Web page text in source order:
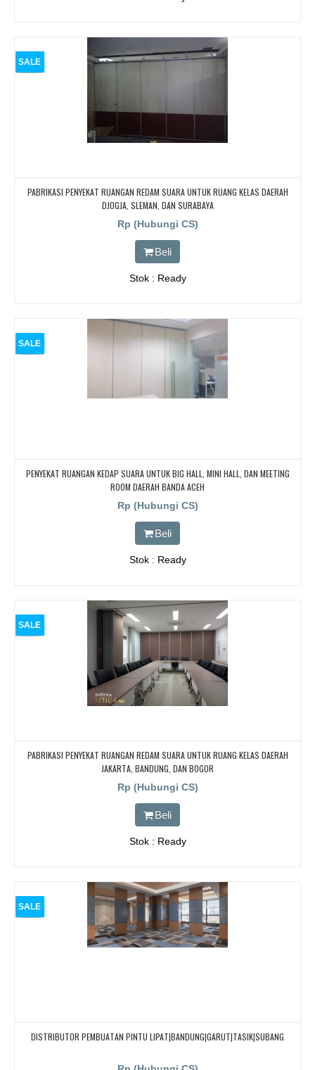
SALE
PABRIKASI PENYEKAT RUANGAN REDAM SUARA UNTUK RUANG KELAS DAERAH
DJOGJA, SLEMAN, DAN SURABAYA
Rp (Hubungi CS)
Beli
Stok : Ready
SALE
PENYEKAT RUANGAN KEDAP SUARA UNTUK BIG HALL, MINI HALL, DAN MEETING
ROOM DAERAH BANDA ACEH
Rp (Hubungi CS)
Beli
Stok : Ready
SALE
PABRIKASI PENYEKAT RUANGAN REDAM SUARA UNTUK RUANG KELAS DAERAH
JAKARTA, BANDUNG, DAN BOGOR
Rp (Hubungi CS)
Beli
Stok : Ready
SALE
DISTRIBUTOR PEMBUATAN PINTU LIPAT|BANDUNG|GARUT|TASIK|SUBANG